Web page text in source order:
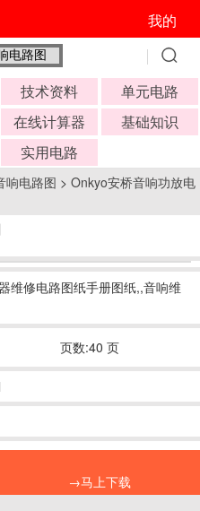
我的
技术资料
单元电路
在线计算器
基础知识
实用电路
响电路图 > Onkyo安桥音响功放电
维修电路图纸手册图纸,,音响维
页数:40 页
→马上下载